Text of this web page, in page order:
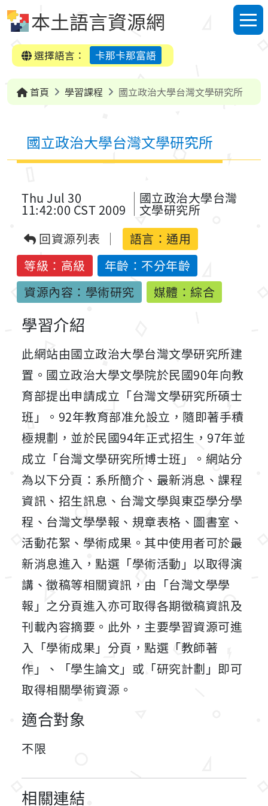
本土語言資源網
選單
選擇語言：
卡那卡那富語
首頁 學習課程 國立政治大學台灣文學研究所
國立政治大學台灣文學研究所
Thu Jul 30
11:42:00 CST 2009
國立政治大學台灣
文學研究所
回資源列表
語言： 通用
等級：高級
年齡：不分年齡
資源內容：學術研究
媒體：綜合
學習介紹
此網站由國立政治大學台灣文學研究所建
置。國立政治大學文學院於民國90年向教
育部提出申請成立「台灣文學研究所碩士
班」。92年教育部准允設立，隨即著手積
極規劃，並於民國94年正式招生，97年並
成立「台灣文學研究所博士班」。網站分
為以下分頁：系所簡介、最新消息、課程
資訊、招生訊息、台灣文學與東亞學分學
程、台灣文學學報、規章表格、圖書室、
活動花絮、學術成果。其中使用者可於最
新消息進入，點選「學術活動」以取得演
講、徵稿等相關資訊，由「台灣文學學
報」之分頁進入亦可取得各期徵稿資訊及
刊載內容摘要。此外，主要學習資源可進
入「學術成果」分頁，點選「教師著
作」、「學生論文」或「研究計劃」即可
取得相關學術資源。
適合對象
不限
相關連結